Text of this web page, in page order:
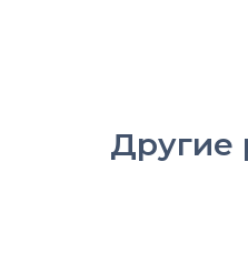
Другие